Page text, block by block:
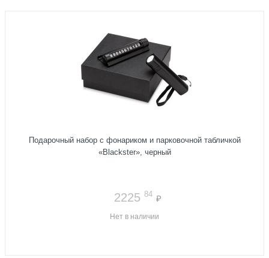
Подарочный набор с фонариком и парковочной табличкой
«Blackster», черный
2225 84 ₽
Нет в наличии